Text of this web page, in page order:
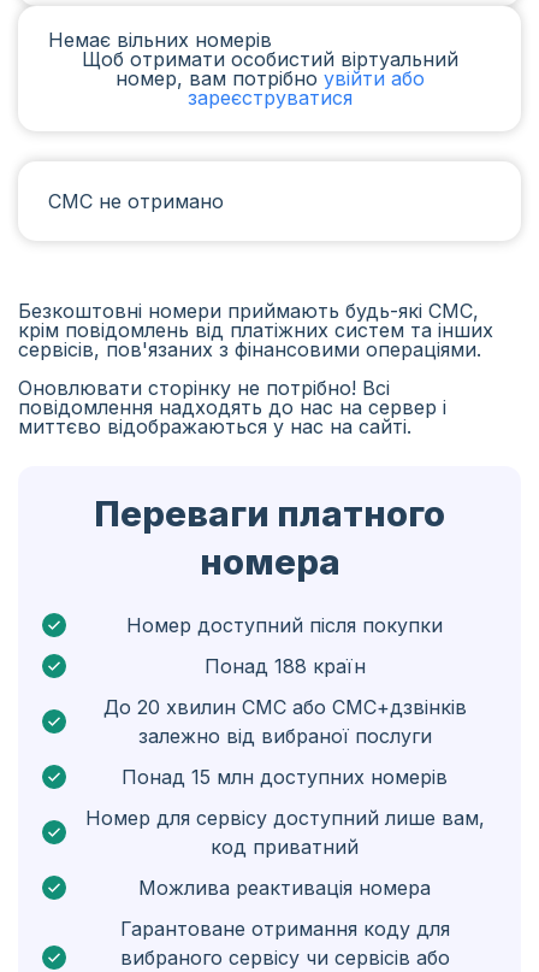
Чад
Іран
Бангладеш
Чехія
Гвінея
Ефіопія
Кюрасао
Кіпр
Болгарія
Угорщина
Болівія
Ґватемала
Немає вільних номерів
Щоб отримати особистий віртуальний
номер, вам потрібно увійти або
зареєструватися
СМС не отримано
Безкоштовні номери приймають будь-які СМС,
крім повідомлень від платіжних систем та інших
сервісів, пов'язаних з фінансовими операціями.
Оновлювати сторінку не потрібно! Всі
повідомлення надходять до нас на сервер і
миттєво відображаються у нас на сайті.
Переваги платного
номера
Номер доступний після покупки
Понад 188 країн
До 20 хвилин СМС або СМС+дзвінків
залежно від вибраної послуги
Понад 15 млн доступних номерів
Номер для сервісу доступний лише вам,
код приватний
Можлива реактивація номера
Гарантоване отримання коду для
вибраного сервісу чи сервісів або